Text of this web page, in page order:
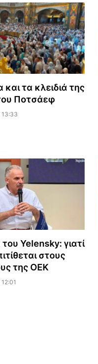
και τα κλειδιά της
Ποτσάεφ
13:33
Yelensky: γιατί
στους
της ΟΕΚ